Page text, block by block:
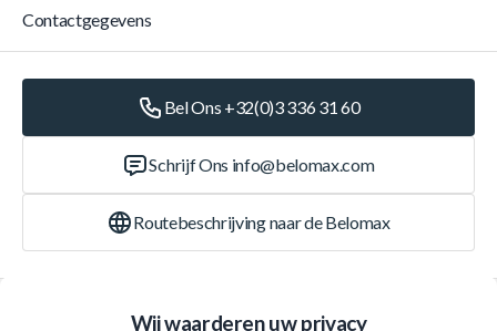
Wij waarderen uw privacy
Contactgegevens
Bel Ons +32(0)3 336 31 60
Schrijf Ons info@belomax.com
Routebeschrijving naar de Belomax